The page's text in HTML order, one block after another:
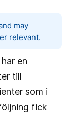
may
relevant.
en
till
som i
fick